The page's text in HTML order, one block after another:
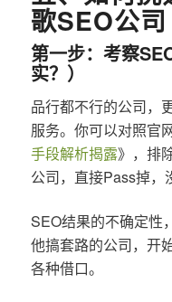
歌SEO公司
第一步：考察
实？）
品行都不行的公司，
服务。你可以对照官
手段解析揭露》，排
公司，直接Pass掉，
SEO结果的不确定性
他搞套路的公司，开
各种借口。